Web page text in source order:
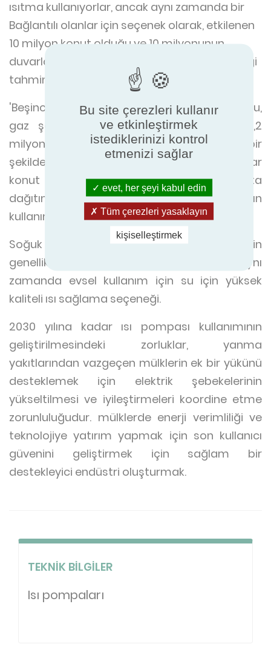
ısıtma kullanıyorlar, ancak aynı zamanda bir
Bağlantılı olanlar için seçenek olarak, etkilenen
10 milyon konut olduğu ve 10 milyonunun
duvarların ve çatı katlarının yalıtımı olabileceği
tahmin edilmektedir.
'Beşinci karbon bütçesine ulaşma senaryosu,
gaz şebekesine bağlı olmayan evlerde 1,2
milyon ısı pompasının uygun maliyetli bir
şekilde benimsenmesini ve 2030 yılına kadar
konut dışı ısıtmanın% 20'sini ve başlangıçta
dağıtımı içermektedir. hibrit ısı pompalarının
kullanımını içerebilir.
Soğuk günler için yedek ısıtma sağlamak için
genellikle küçük bir kazanlı ısı pompaları ve aynı
zamanda evsel kullanım için su için yüksek
kaliteli ısı sağlama seçeneği.
2030 yılına kadar ısı pompası kullanımının
geliştirilmesindeki zorluklar, yanma
yakıtlarından vazgeçen mülklerin ek bir yükünü
desteklemek için elektrik şebekelerinin
yükseltilmesi ve iyileştirmeleri koordine etme
zorunluluğudur. mülklerde enerji verimliliği ve
teknolojiye yatırım yapmak için son kullanıcı
güvenini geliştirmek için sağlam bir
destekleyici endüstri oluşturmak.
TEKNIK BILGILER
Isı pompaları
Bu site çerezleri kullanır
ve etkinleştirmek
istediklerinizi kontrol
etmenizi sağlar
evet, her şeyi kabul edin
Tüm çerezleri yasaklayın
kişiselleştirmek